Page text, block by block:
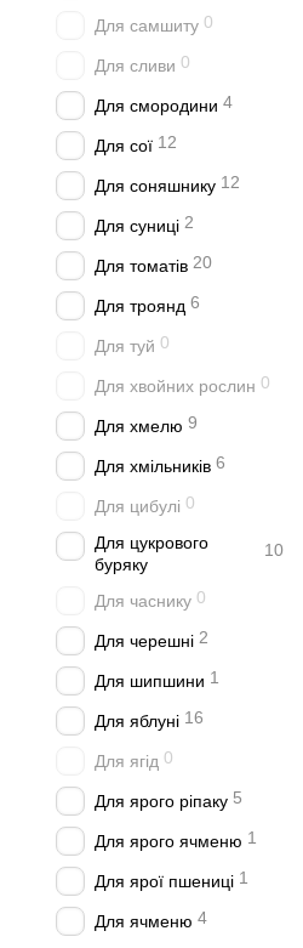
Для самшиту 0
Для сливи 0
Для смородини 4
Для сої 12
Для соняшнику 12
Для суниці 2
Для томатів 20
Для троянд 6
Для туй 0
Для хвойних рослин 0
Для хмелю 9
Для хмільників 6
Для цибулі 0
Для цукрового
буряку
10
Для часнику 0
Для черешні 2
Для шипшини 1
Для яблуні 16
Для ягід 0
Для ярого ріпаку 5
Для ярого ячменю 1
Для ярої пшениці 1
Для ячменю 4